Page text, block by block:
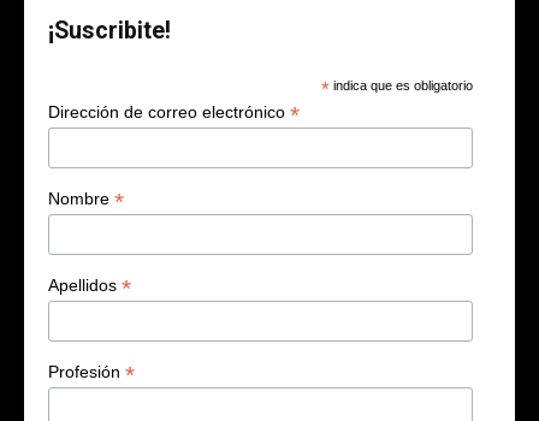
¡Suscribite!
* indica que es obligatorio
Dirección de correo electrónico *
Nombre *
Apellidos *
Profesión *